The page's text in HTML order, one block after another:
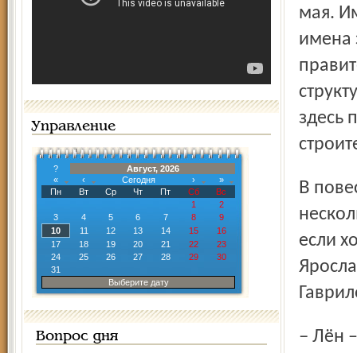
Управление
?
Август, 2026
«
‹ Сегодня ›
»
Пн
Вт Ср Чт Пт Сб
Вс
1
2
3
4 5 6 7 8
9
10
11 12 13 14 15
16
17
18 19 20 21 22
23
24
25 26 27 28 29
30
31
Выберите дату
Вопрос дня
мая.
имена
здесь
В повестке дня заседания старого правительства стояло
если
– Лён – традиционная культура для нашей области, –